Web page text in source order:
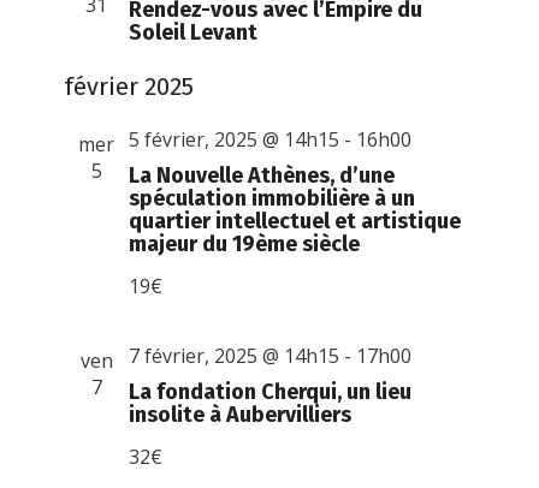
Rendez-vous avec l’Empire du
Soleil Levant
février 2025
mer
5
La Nouvelle Athènes, d’une
spéculation immobilière à un
quartier intellectuel et artistique
majeur du 19ème siècle
5 février, 2025 @ 14h15 - 16h00
19€
ven
7
La fondation Cherqui, un lieu
insolite à Aubervilliers
7 février, 2025 @ 14h15 - 17h00
32€